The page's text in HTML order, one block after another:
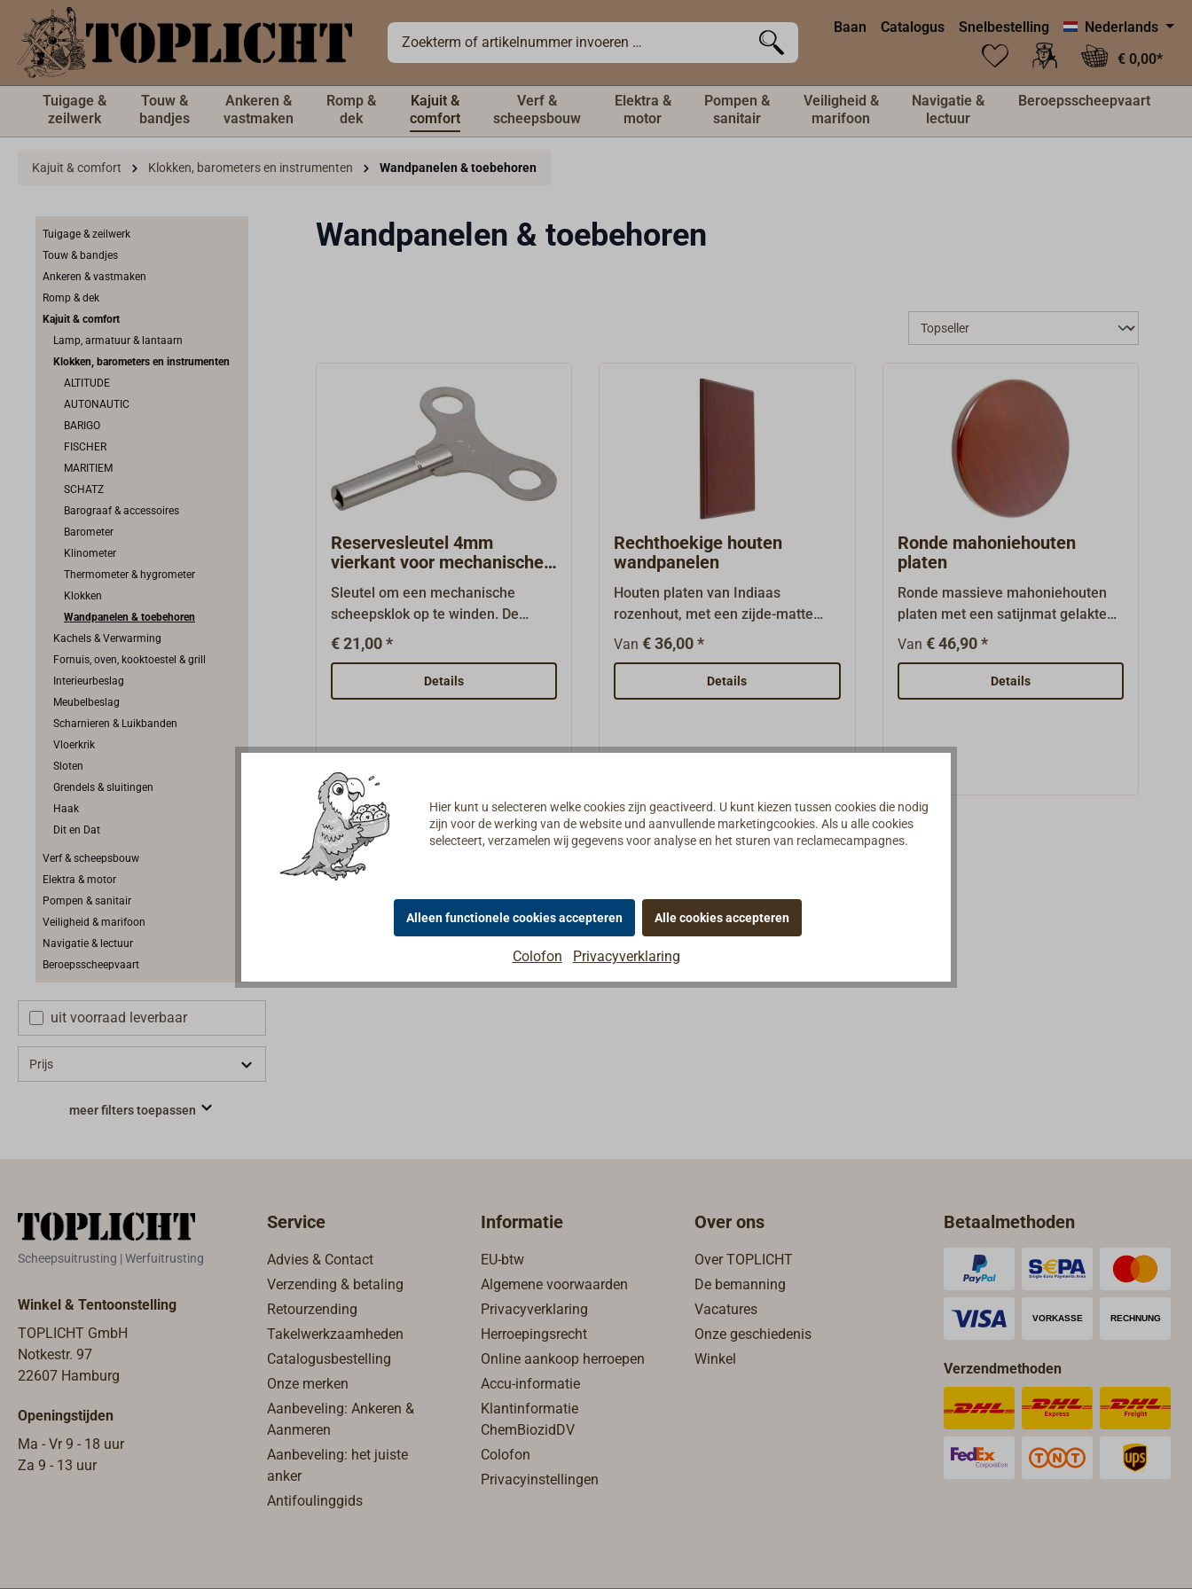
hoofdinhoud Baan Catalogus Snelbestelling
Nederlands
€ 0,00*
Tuigage &
zeilwerk
Touw &
bandjes
Ankeren &
vastmaken
Romp &
dek
Kajuit &
comfort
Verf &
scheepsbouw
Elektra &
motor
Pompen &
sanitair
Veiligheid &
marifoon
Navigatie &
lectuur
Beroepsscheepvaart
Kajuit & comfort Klokken, barometers en instrumenten Wandpanelen & toebehoren
Tuigage & zeilwerk
Touw & bandjes
Ankeren & vastmaken
Romp & dek
Kajuit & comfort
Lamp, armatuur & lantaarn
Klokken, barometers en instrumenten
ALTITUDE
AUTONAUTIC
BARIGO
FISCHER
MARITIEM
SCHATZ
Barograaf & accessoires
Barometer
Klinometer
Thermometer & hygrometer
Klokken
Wandpanelen & toebehoren
Kachels & Verwarming
Fornuis, oven, kooktoestel & grill
Interieurbeslag
Meubelbeslag
Scharnieren & Luikbanden
Vloerkrik
Sloten
Grendels & sluitingen
Haak
Dit en Dat
Verf & scheepsbouw
Elektra & motor
Pompen & sanitair
Veiligheid & marifoon
Navigatie & lectuur
Beroepsscheepvaart
uit voorraad leverbaar
Prijs
meer filters toepassen
Wandpanelen & toebehoren
Reservesleutel 4mm
vierkant voor mechanische
(glazen) klok
Sleutel om een mechanische
scheepsklok op te winden. De
opwindsleutel past op een 4 mm
vierkante as.
€ 21,00 *
Details
Rechthoekige houten
wandpanelen
Houten platen van Indiaas
rozenhout, met een zijde-matte
lakafwerking. De randen zijn
afgeschuind. Deze massieve
houten platen zijn bij uitstek
geschikt voor het stijlgetrouw
Van€ 36,00 *
Details
Ronde mahoniehouten
platen
Ronde massieve mahoniehouten
platen met een satijnmat gelakte
afwerking. Uitstekend geschikt
voor uurwerken, klokken,
wandlampen en dergelijke. De rand
is licht afgerond. Alle platen zijn
Van € 46,90 *
Details
Scheepsuitrusting | Werfuitrusting
Winkel & Tentoonstelling
TOPLICHT GmbH
Notkestr. 97
22607 Hamburg
Openingstijden
Ma - Vr 9 - 18 uur
Za 9 - 13 uur
Service
Advies & Contact
Verzending & betaling
Retourzending
Takelwerkzaamheden
Catalogusbestelling
Onze merken
Aanbeveling: Ankeren &
Aanmeren
Aanbeveling: het juiste
anker
Antifoulinggids
Informatie
EU-btw
Algemene voorwaarden
Privacyverklaring
Herroepingsrecht
Online aankoop herroepen
Accu-informatie
Klantinformatie
ChemBiozidDV
Colofon
Privacyinstellingen
Over ons
Over TOPLICHT
De bemanning
Vacatures
Onze geschiedenis
Winkel
Betaalmethoden
Verzendmethoden
Hier kunt u selecteren welke cookies zijn geactiveerd. U kunt kiezen tussen cookies die nodig
zijn voor de werking van de website und aanvullende marketingcookies. Als u alle cookies
selecteert, verzamelen wij gegevens voor analyse en het sturen van reclamecampagnes.
Alleen functionele cookies accepteren Alle cookies accepteren
Colofon Privacyverklaring